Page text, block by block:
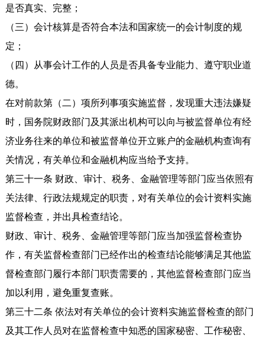
是否真实、完整；
（三）会计核算是否符合本法和国家统一的会计制度的规
定；
（四）从事会计工作的人员是否具备专业能力、遵守职业道
德。
在对前款第（二）项所列事项实施监督，发现重大违法嫌疑
时，国务院财政部门及其派出机构可以向与被监督单位有经
济业务往来的单位和被监督单位开立账户的金融机构查询有
关情况，有关单位和金融机构应当给予支持。
第三十一条 财政、审计、税务、金融管理等部门应当依照有
关法律、行政法规规定的职责，对有关单位的会计资料实施
监督检查，并出具检查结论。
财政、审计、税务、金融管理等部门应当加强监督检查协
作，有关监督检查部门已经作出的检查结论能够满足其他监
督检查部门履行本部门职责需要的，其他监督检查部门应当
加以利用，避免重复查账。
第三十二条 依法对有关单位的会计资料实施监督检查的部门
及其工作人员对在监督检查中知悉的国家秘密、工作秘密、